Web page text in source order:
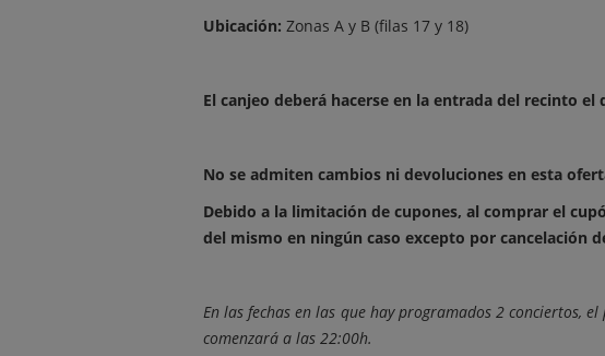
Ubicación: Zonas A y B (filas 17 y 18)
El canjeo deberá hacerse en la entrada del recinto el
No se admiten cambios ni devoluciones en esta
Debido a la limitación de cupones, al comprar el
del mismo en ningún caso excepto por cancelación
En las fechas en las que hay programados 2 conciertos,
comenzará a las 22:00h.